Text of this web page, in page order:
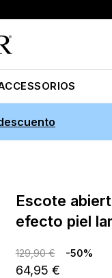
escote abierto con tiras sintéticas
efecto piel
129,90 € -50%
64,95 €